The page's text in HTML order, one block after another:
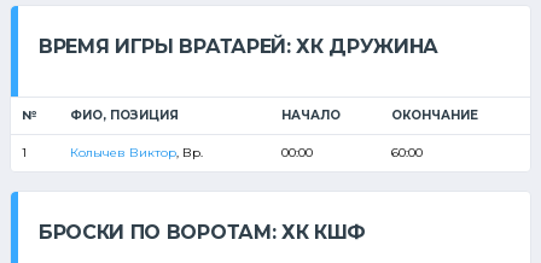
ВРЕМЯ ИГРЫ ВРАТАРЕЙ: ХК ДРУЖИНА
№ ФИО, ПОЗИЦИЯ НАЧАЛО ОКОНЧАНИЕ
1 Колычев Виктор, Вр. 00:00 60:00
БРОСКИ ПО ВОРОТАМ: ХК КШФ